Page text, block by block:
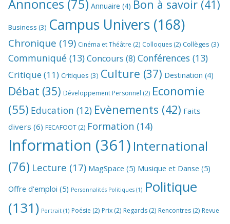
Annonces (75) Annuaire (4) Bon à savoir (41)
Business (3) Campus Univers (168)
Chronique (19) Cinéma et Théâtre (2) Colloques (2) Collèges (3)
Communiqué (13)Concours (8) Conférences (13)
Critique(11) Critiques (3) Culture (37) Destination (4)
Débat (35) Développement Personnel (2) Economie
(55) Education (12) Evènements (42) Faits
divers (6) FECAFOOT (2) Formation (14)
Information (361) International
(76) Lecture (17) MagSpace (5) Musique et Danse (5)
Offre d'emploi (5) Personnalités Politiques (1) Politique
(131) Portrait (1) Poésie (2) Prix (2) Regards (2) Rencontres (2) Revue